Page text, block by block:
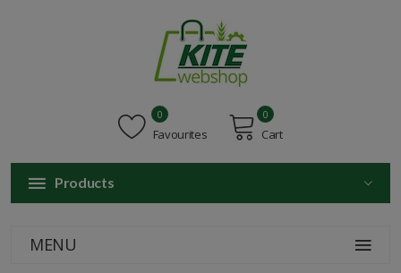
Favourites
0
Cart
0
Products
MENU